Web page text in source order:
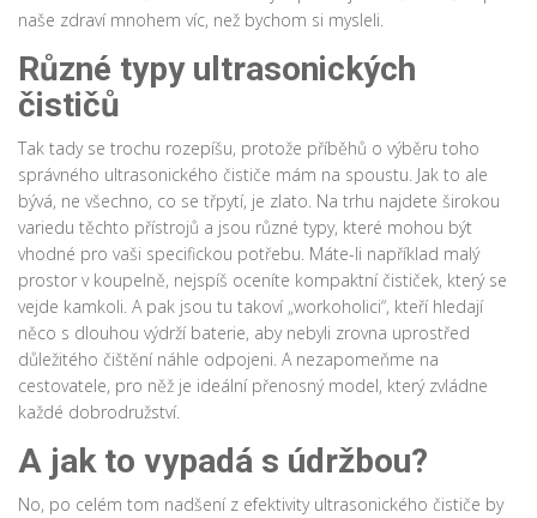
naše zdraví mnohem víc, než bychom si mysleli.
Různé typy ultrasonických
čističů
Tak tady se trochu rozepíšu, protože příběhů o výběru toho
správného ultrasonického čističe mám na spoustu. Jak to ale
bývá, ne všechno, co se třpytí, je zlato. Na trhu najdete širokou
variedu těchto přístrojů a jsou různé typy, které mohou být
vhodné pro vaši specifickou potřebu. Máte-li například malý
prostor v koupelně, nejspíš oceníte kompaktní čističek, který se
vejde kamkoli. A pak jsou tu takoví „workoholici“, kteří hledají
něco s dlouhou výdrží baterie, aby nebyli zrovna uprostřed
důležitého čištění náhle odpojeni. A nezapomeňme na
cestovatele, pro něž je ideální přenosný model, který zvládne
každé dobrodružství.
A jak to vypadá s údržbou?
No, po celém tom nadšení z efektivity ultrasonického čističe by